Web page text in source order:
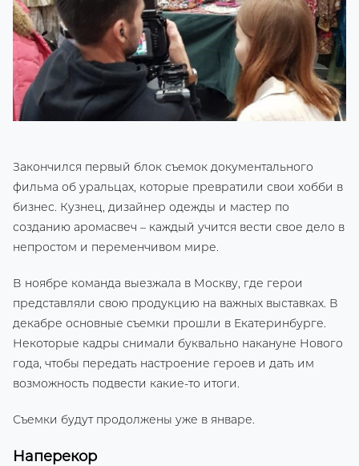
Закончился первый блок съемок документального
фильма об уральцах, которые превратили свои хобби в
бизнес. Кузнец, дизайнер одежды и мастер по
созданию аромасвеч – каждый учится вести свое дело в
непростом и переменчивом мире.
В ноябре команда выезжала в Москву, где герои
представляли свою продукцию на важных выставках. В
декабре основные съемки прошли в Екатеринбурге.
Некоторые кадры снимали буквально накануне Нового
года, чтобы передать настроение героев и дать им
возможность подвести какие-то итоги.
Съемки будут продолжены уже в январе.
Наперекор